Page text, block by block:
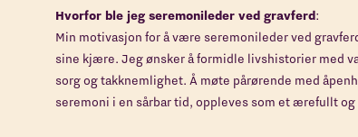
Hvorfor ble jeg seremonileder ved gravferd:
Min motivasjon for å være seremonileder ved
sine kjære. Jeg ønsker å formidle livshistorier med
sorg og takknemlighet. Å møte pårørende med
seremoni i en sårbar tid, oppleves som et ærefullt